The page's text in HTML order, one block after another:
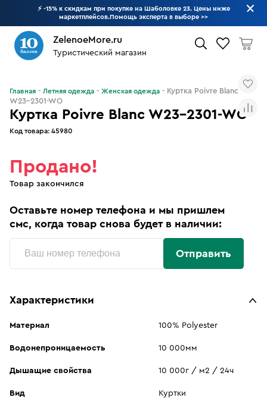
⚡ -15% к скидкам при покупке на Шаболовке 23. Цены ниже
маркетплейсов.Помощь эксперта в выборе >>
ZelenoeMore.ru
Туристический магазин
Куртка Poivre Blanc W23-2301-WO
Код товара: 45980
Главная Летняя одежда Женская одежда
Куртка Poivre Blanc
W23-2301-WO
Продано!
Товар закончился
Оставьте номер телефона и мы пришлем
смс, когда товар снова будет в наличии:
Отправить
Характеристики
Материал 100% Polyester
Водонепроницаемость 10 000мм
Дышащие свойства 10 000г / м2 / 24ч
Вид Куртки